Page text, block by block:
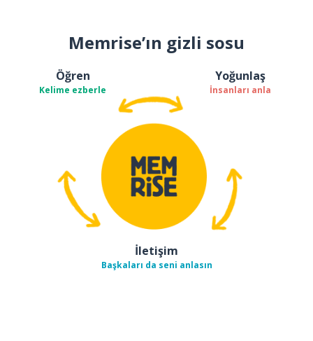
Memrise’ın gizli sosu
Öğren
Kelime ezberle
Yoğunlaş
İnsanları anla
İletişim
Başkaları da seni anlasın